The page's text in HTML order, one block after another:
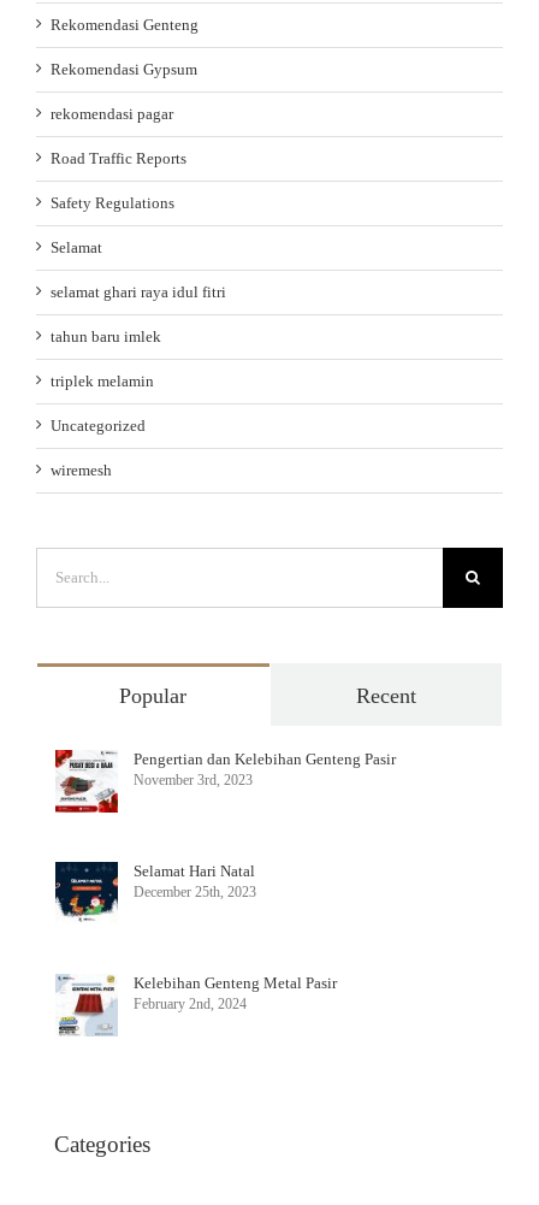
Rekomendasi Genteng
Rekomendasi Gypsum
rekomendasi pagar
Road Traffic Reports
Safety Regulations
Selamat
selamat ghari raya idul fitri
tahun baru imlek
triplek melamin
Uncategorized
wiremesh
Search
for:
Popular Recent
Pengertian dan Kelebihan Genteng Pasir
November 3rd, 2023
Selamat Hari Natal
December 25th, 2023
Kelebihan Genteng Metal Pasir
February 2nd, 2024
Categories